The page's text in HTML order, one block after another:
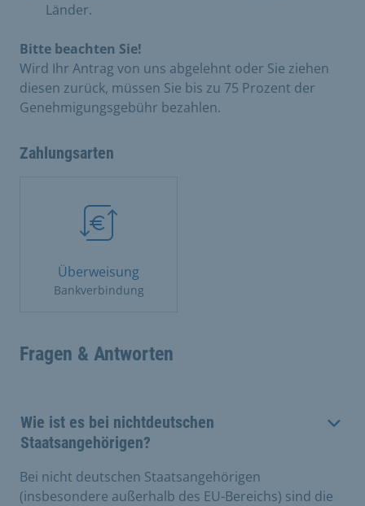
Länder.
Bitte beachten Sie!
Wird Ihr Antrag von uns abgelehnt oder Sie ziehen
diesen zurück, müssen Sie bis zu 75 Prozent der
Genehmigungsgebühr bezahlen.
Zahlungsarten
Überweisung
Bankverbindung
Fragen & Antworten
Wie ist es bei nichtdeutschen
Staatsangehörigen?
Bei nicht deutschen Staatsangehörigen
(insbesondere außerhalb des EU-Bereichs) sind die